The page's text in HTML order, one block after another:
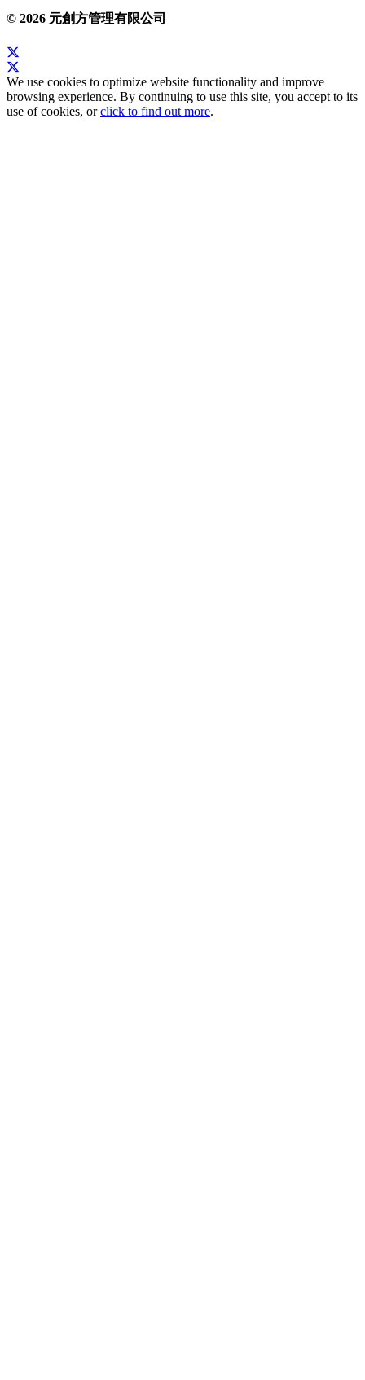
© 2026 元創方管理有限公司
We use cookies to optimize website functionality and improve
browsing experience. By continuing to use this site, you accept to its
use of cookies, orclick to find out more.